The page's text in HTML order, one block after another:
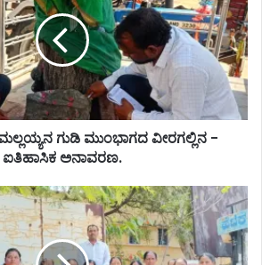
ಗುಡಿ ಮುಂಭಾಗದ ವೀರಗಲ್ಲಿನ -
ಐತಿಹಾಸಿಕ ಅನಾವರಣ.